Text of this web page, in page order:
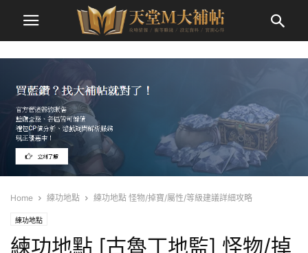
Home 練功地點 練功地點 怪物/掉寶/屬性/等級建議詳細攻略
練功地點
練功地點 [古魯丁地監] 怪物/掉